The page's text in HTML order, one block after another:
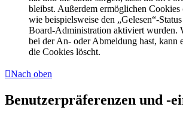
bleibst. Außerdem ermöglichen
wie beispielsweise den „Gelesen“-
Board-Administration aktiviert wurden.
bei der An- oder Abmeldung hast, kann
die Cookies löscht.
Nach oben
Benutzerpräferenzen und -